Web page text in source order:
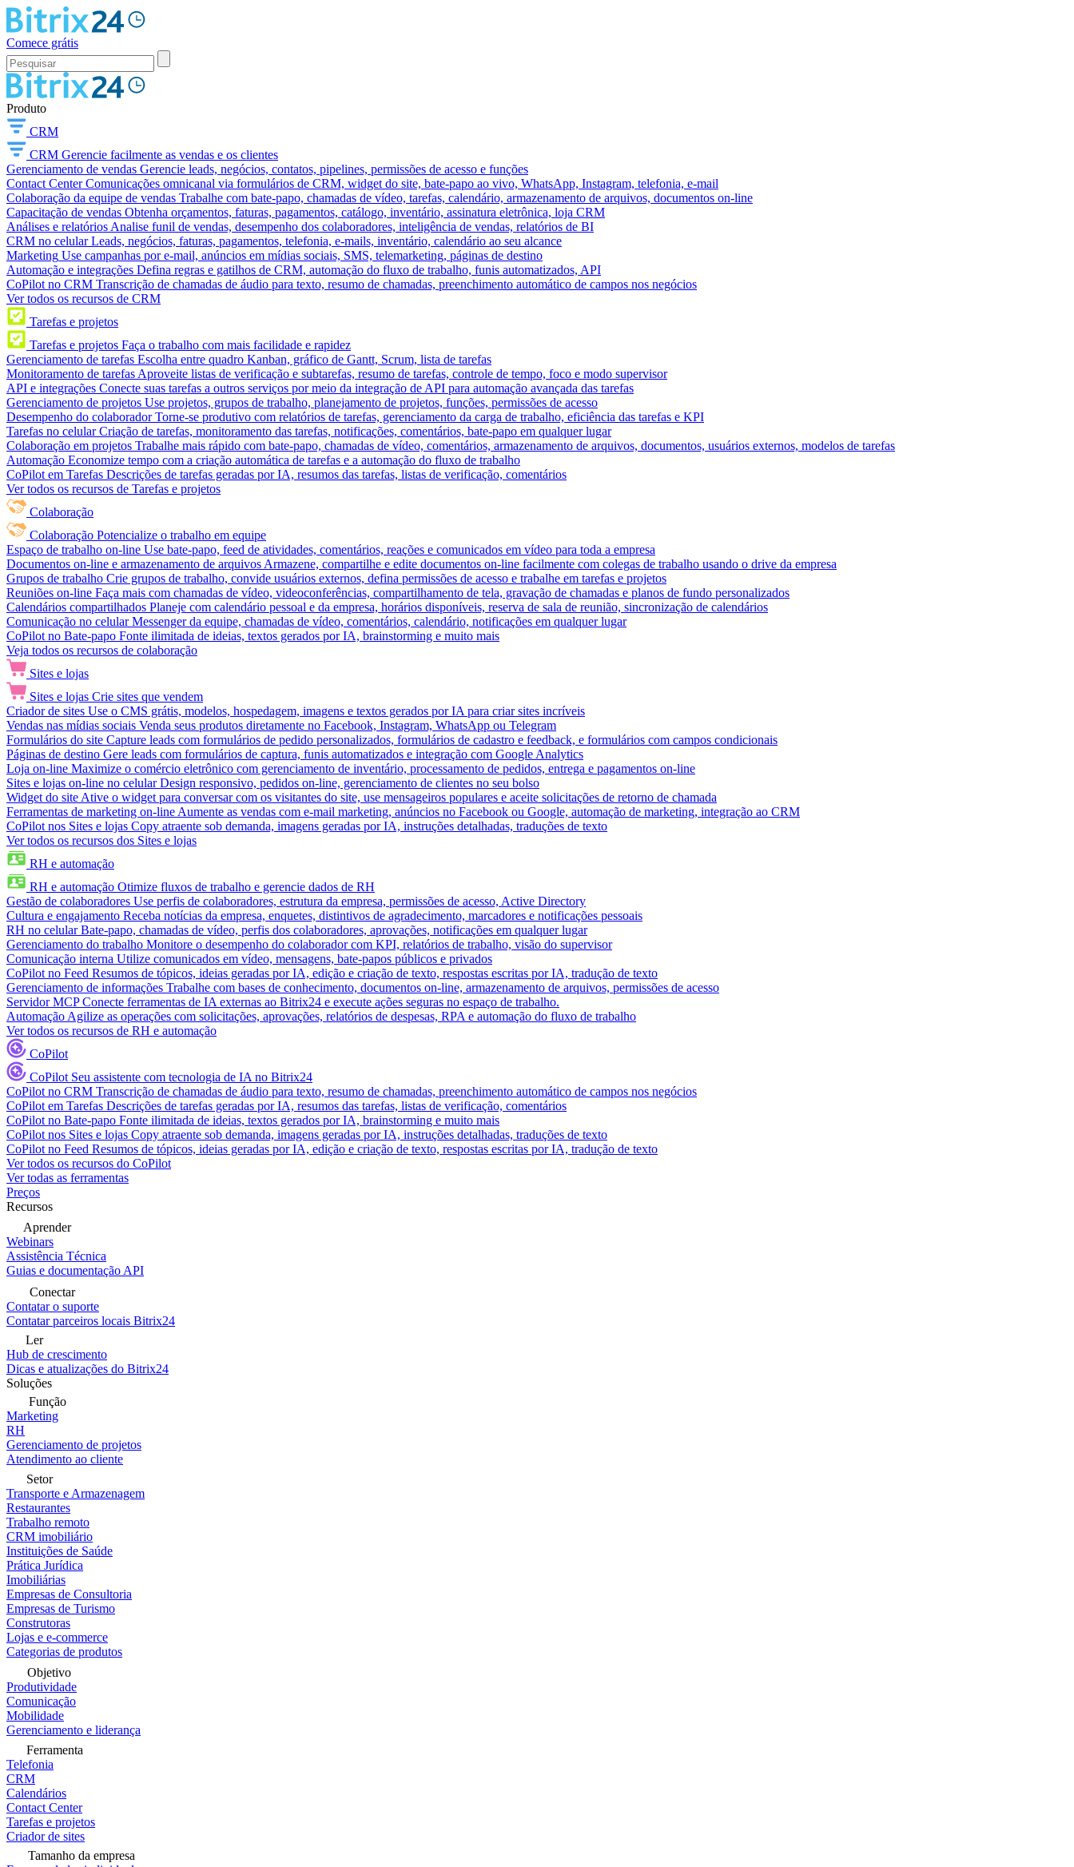
Comece grátis
Produto
CRM
CRM Gerencie facilmente as vendas e os clientes
Gerenciamento de vendas Gerencie leads, negócios, contatos, pipelines, permissões de acesso e funções
Contact Center Comunicações omnicanal via formulários de CRM, widget do site, bate-papo ao vivo, WhatsApp, Instagram, telefonia, e-mail
Colaboração da equipe de vendas Trabalhe com bate-papo, chamadas de vídeo, tarefas, calendário, armazenamento de arquivos, documentos on-line
Capacitação de vendas Obtenha orçamentos, faturas, pagamentos, catálogo, inventário, assinatura eletrônica, loja CRM
Análises e relatórios Analise funil de vendas, desempenho dos colaboradores, inteligência de vendas, relatórios de BI
CRM no celular Leads, negócios, faturas, pagamentos, telefonia, e-mails, inventário, calendário ao seu alcance
Marketing Use campanhas por e-mail, anúncios em mídias sociais, SMS, telemarketing, páginas de destino
Automação e integrações Defina regras e gatilhos de CRM, automação do fluxo de trabalho, funis automatizados, API
CoPilot no CRM Transcrição de chamadas de áudio para texto, resumo de chamadas, preenchimento automático de campos nos negócios
Ver todos os recursos de CRM
Tarefas e projetos
Tarefas e projetos Faça o trabalho com mais facilidade e rapidez
Gerenciamento de tarefas Escolha entre quadro Kanban, gráfico de Gantt, Scrum, lista de tarefas
Monitoramento de tarefas Aproveite listas de verificação e subtarefas, resumo de tarefas, controle de tempo, foco e modo supervisor
API e integrações Conecte suas tarefas a outros serviços por meio da integração de API para automação avançada das tarefas
Gerenciamento de projetos Use projetos, grupos de trabalho, planejamento de projetos, funções, permissões de acesso
Desempenho do colaborador Torne-se produtivo com relatórios de tarefas, gerenciamento da carga de trabalho, eficiência das tarefas e KPI
Tarefas no celular Criação de tarefas, monitoramento das tarefas, notificações, comentários, bate-papo em qualquer lugar
Colaboração em projetos Trabalhe mais rápido com bate-papo, chamadas de vídeo, comentários, armazenamento de arquivos, documentos, usuários externos, modelos de tarefas
Automação Economize tempo com a criação automática de tarefas e a automação do fluxo de trabalho
CoPilot em Tarefas Descrições de tarefas geradas por IA, resumos das tarefas, listas de verificação, comentários
Ver todos os recursos de Tarefas e projetos
Colaboração
Colaboração Potencialize o trabalho em equipe
Espaço de trabalho on-line Use bate-papo, feed de atividades, comentários, reações e comunicados em vídeo para toda a empresa
Documentos on-line e armazenamento de arquivos Armazene, compartilhe e edite documentos on-line facilmente com colegas de trabalho usando o drive da empresa
Grupos de trabalho Crie grupos de trabalho, convide usuários externos, defina permissões de acesso e trabalhe em tarefas e projetos
Reuniões on-line Faça mais com chamadas de vídeo, videoconferências, compartilhamento de tela, gravação de chamadas e planos de fundo personalizados
Calendários compartilhados Planeje com calendário pessoal e da empresa, horários disponíveis, reserva de sala de reunião, sincronização de calendários
Comunicação no celular Messenger da equipe, chamadas de vídeo, comentários, calendário, notificações em qualquer lugar
CoPilot no Bate-papo Fonte ilimitada de ideias, textos gerados por IA, brainstorming e muito mais
Veja todos os recursos de colaboração
Sites e lojas
Sites e lojas Crie sites que vendem
Criador de sites Use o CMS grátis, modelos, hospedagem, imagens e textos gerados por IA para criar sites incríveis
Vendas nas mídias sociais Venda seus produtos diretamente no Facebook, Instagram, WhatsApp ou Telegram
Formulários do site Capture leads com formulários de pedido personalizados, formulários de cadastro e feedback, e formulários com campos condicionais
Páginas de destino Gere leads com formulários de captura, funis automatizados e integração com Google Analytics
Loja on-line Maximize o comércio eletrônico com gerenciamento de inventário, processamento de pedidos, entrega e pagamentos on-line
Sites e lojas on-line no celular Design responsivo, pedidos on-line, gerenciamento de clientes no seu bolso
Widget do site Ative o widget para conversar com os visitantes do site, use mensageiros populares e aceite solicitações de retorno de chamada
Ferramentas de marketing on-line Aumente as vendas com e-mail marketing, anúncios no Facebook ou Google, automação de marketing, integração ao CRM
CoPilot nos Sites e lojas Copy atraente sob demanda, imagens geradas por IA, instruções detalhadas, traduções de texto
Ver todos os recursos dos Sites e lojas
RH e automação
RH e automação Otimize fluxos de trabalho e gerencie dados de RH
Gestão de colaboradores Use perfis de colaboradores, estrutura da empresa, permissões de acesso, Active Directory
Cultura e engajamento Receba notícias da empresa, enquetes, distintivos de agradecimento, marcadores e notificações pessoais
RH no celular Bate-papo, chamadas de vídeo, perfis dos colaboradores, aprovações, notificações em qualquer lugar
Gerenciamento do trabalho Monitore o desempenho do colaborador com KPI, relatórios de trabalho, visão do supervisor
Comunicação interna Utilize comunicados em vídeo, mensagens, bate-papos públicos e privados
CoPilot no Feed Resumos de tópicos, ideias geradas por IA, edição e criação de texto, respostas escritas por IA, tradução de texto
Gerenciamento de informações Trabalhe com bases de conhecimento, documentos on-line, armazenamento de arquivos, permissões de acesso
Servidor MCP Conecte ferramentas de IA externas ao Bitrix24 e execute ações seguras no espaço de trabalho.
Automação Agilize as operações com solicitações, aprovações, relatórios de despesas, RPA e automação do fluxo de trabalho
Ver todos os recursos de RH e automação
CoPilot
CoPilot Seu assistente com tecnologia de IA no Bitrix24
CoPilot no CRM Transcrição de chamadas de áudio para texto, resumo de chamadas, preenchimento automático de campos nos negócios
CoPilot em Tarefas Descrições de tarefas geradas por IA, resumos das tarefas, listas de verificação, comentários
CoPilot no Bate-papo Fonte ilimitada de ideias, textos gerados por IA, brainstorming e muito mais
CoPilot nos Sites e lojas Copy atraente sob demanda, imagens geradas por IA, instruções detalhadas, traduções de texto
CoPilot no Feed Resumos de tópicos, ideias geradas por IA, edição e criação de texto, respostas escritas por IA, tradução de texto
Ver todos os recursos do CoPilot
Ver todas as ferramentas
Preços
Recursos
Aprender
Webinars
Assistência Técnica
Guias e documentação API
Conectar
Contatar o suporte
Contatar parceiros locais Bitrix24
Ler
Hub de crescimento
Dicas e atualizações do Bitrix24
Soluções
Função
Marketing
RH
Gerenciamento de projetos
Atendimento ao cliente
Setor
Transporte e Armazenagem
Restaurantes
Trabalho remoto
CRM imobiliário
Instituições de Saúde
Prática Jurídica
Imobiliárias
Empresas de Consultoria
Empresas de Turismo
Construtoras
Lojas e e-commerce
Categorias de produtos
Objetivo
Produtividade
Comunicação
Mobilidade
Gerenciamento e liderança
Ferramenta
Telefonia
CRM
Calendários
Contact Center
Tarefas e projetos
Criador de sites
Tamanho da empresa